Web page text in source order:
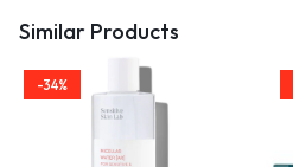
Similar Products
-34%